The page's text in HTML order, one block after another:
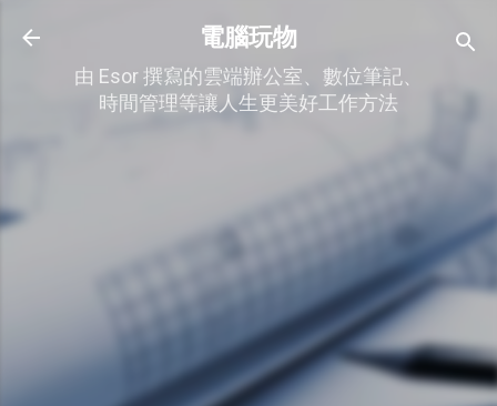
跳到主要內容
電腦玩物
由 Esor 撰寫的雲端辦公室、數位筆記、
時間管理等讓人生更美好工作方法